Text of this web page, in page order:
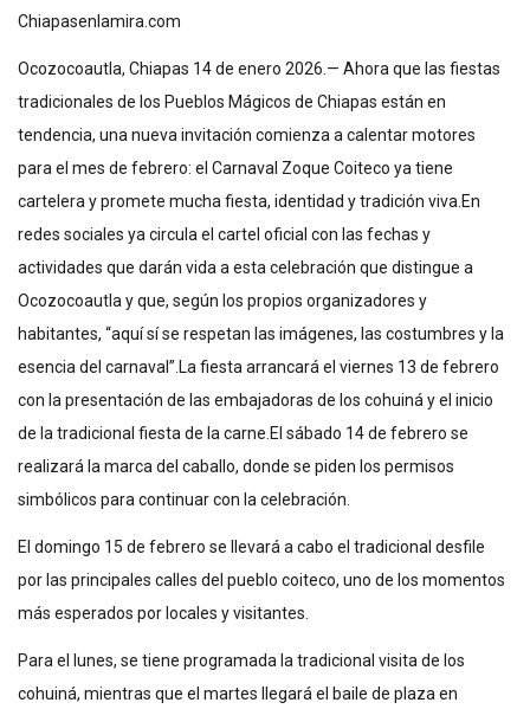
Chiapasenlamira.com
Ocozocoautla, Chiapas 14 de enero 2026.— Ahora que las fiestas
tradicionales de los Pueblos Mágicos de Chiapas están en
tendencia, una nueva invitación comienza a calentar motores
para el mes de febrero: el Carnaval Zoque Coiteco ya tiene
cartelera y promete mucha fiesta, identidad y tradición viva.En
redes sociales ya circula el cartel oficial con las fechas y
actividades que darán vida a esta celebración que distingue a
Ocozocoautla y que, según los propios organizadores y
habitantes, “aquí sí se respetan las imágenes, las costumbres y la
esencia del carnaval”.La fiesta arrancará el viernes 13 de febrero
con la presentación de las embajadoras de los cohuiná y el inicio
de la tradicional fiesta de la carne.El sábado 14 de febrero se
realizará la marca del caballo, donde se piden los permisos
simbólicos para continuar con la celebración.
El domingo 15 de febrero se llevará a cabo el tradicional desfile
por las principales calles del pueblo coiteco, uno de los momentos
más esperados por locales y visitantes.
Para el lunes, se tiene programada la tradicional visita de los
cohuiná, mientras que el martes llegará el baile de plaza en